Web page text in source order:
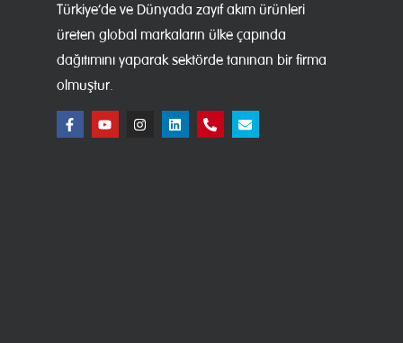
Türkiye’de ve Dünyada zayıf akım ürünleri
üreten global markaların ülke çapında
dağıtımını yaparak sektörde tanınan bir firma
olmuştur.